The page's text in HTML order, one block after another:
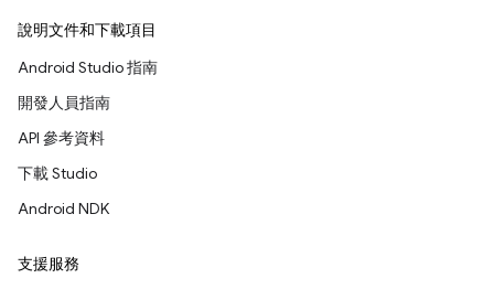
說明文件和下載項目
Android Studio 指南
開發人員指南
API 參考資料
下載 Studio
Android NDK
支援服務